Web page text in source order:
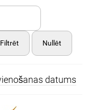
Filtrēt Nullēt
datums